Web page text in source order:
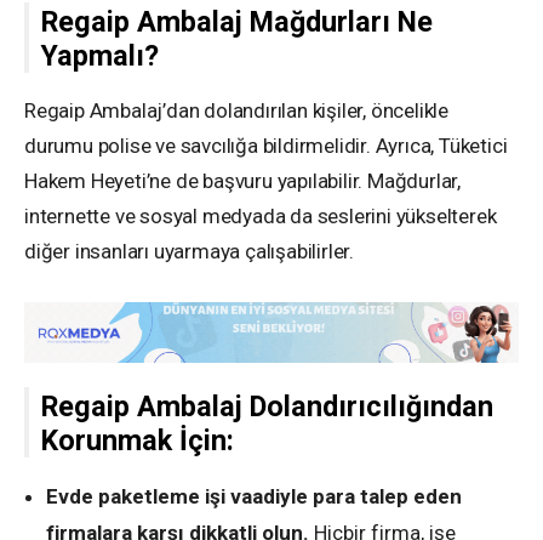
Regaip Ambalaj Mağdurları Ne
Yapmalı?
Regaip Ambalaj’dan dolandırılan kişiler, öncelikle
durumu polise ve savcılığa bildirmelidir. Ayrıca, Tüketici
Hakem Heyeti’ne de başvuru yapılabilir. Mağdurlar,
internette ve sosyal medyada da seslerini yükselterek
diğer insanları uyarmaya çalışabilirler.
Regaip Ambalaj Dolandırıcılığından
Korunmak İçin:
Evde paketleme işi vaadiyle para talep eden
firmalara karşı dikkatli olun. Hiçbir firma, işe